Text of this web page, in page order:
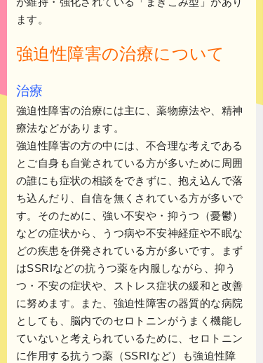
ます。
強迫性障害の治療について
治療
強迫性障害の治療には主に、薬物療法や、精神
療法などがあります。
強迫性障害の方の中には、不合理な考えである
とご自身も自覚されている方が多いために周囲
の誰にも症状の相談をできずに、抱え込んで落
ち込んだり、自信を無くされている方が多いで
す。そのために、強い不安や・抑うつ（憂鬱）
などの症状から、うつ病や不安神経症や不眠な
どの疾患を併発されている方が多いです。まず
はSSRIなどの抗うつ薬を内服しながら、抑う
つ・不安の症状や、ストレス症状の緩和と改善
に努めます。また、強迫性障害の器質的な病院
としても、脳内でのセロトニンがうまく機能し
ていないと考えられているために、セロトニン
に作用する抗うつ薬（SSRIなど）も強迫性障